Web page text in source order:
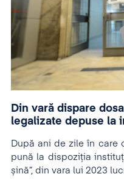
Din vară dispare
legalizate depuse la
După ani de zile în care
pună la dispoziția
șină”, din vara lui 2023